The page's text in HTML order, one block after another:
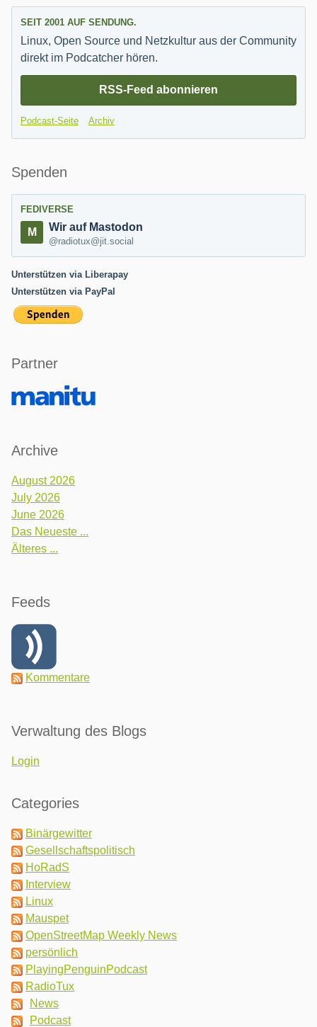
SEIT 2001 AUF SENDUNG.
Linux, Open Source und Netzkultur aus der Community
direkt im Podcatcher hören.
RSS-Feed abonnieren
Podcast-Seite Archiv
Spenden
FEDIVERSE
Wir auf Mastodon
@radiotux@jit.social
Unterstützen via Liberapay
Unterstützen via PayPal
Partner
Archive
August 2026
July 2026
June 2026
Das Neueste ...
Älteres ...
Feeds
Kommentare
Verwaltung des Blogs
Login
Categories
Binärgewitter
Gesellschaftspolitisch
HoRadS
Interview
Linux
Mauspet
OpenStreetMap Weekly News
persönlich
PlayingPenguinPodcast
RadioTux
News
Podcast